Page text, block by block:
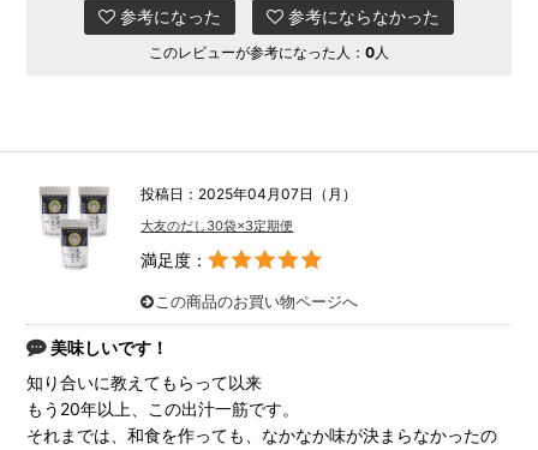
参考になった 参考にならなかった
このレビューが参考になった人： 0人
投稿日：2025年04月07日（月）
大友のだし30袋×3定期便
満足度：
この商品のお買い物ページへ
美味しいです！
知り合いに教えてもらって以来
もう20年以上、この出汁一筋です。
それまでは、和食を作っても、なかなか味が決まらなかったの